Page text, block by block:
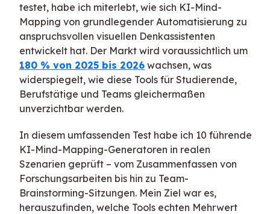
testet, habe ich miterlebt, wie sich KI-Mind-
Mapping von grundlegender Automatisierung zu
anspruchsvollen visuellen Denkassistenten
entwickelt hat. Der Markt wird voraussichtlich um
180 % von 2025 bis 2026 wachsen, was
widerspiegelt, wie diese Tools für Studierende,
Berufstätige und Teams gleichermaßen
unverzichtbar werden.
In diesem umfassenden Test habe ich 10 führende
KI-Mind-Mapping-Generatoren in realen
Szenarien geprüft – vom Zusammenfassen von
Forschungsarbeiten bis hin zu Team-
Brainstorming-Sitzungen. Mein Ziel war es,
herauszufinden, welche Tools echten Mehrwert